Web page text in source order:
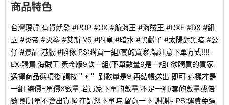
商品特色
台灣現貨 有貨就發 #POP #GK #航海王 #海賊王 #DXF #DX #組
立 #炎帝 #火拳 #艾斯 VS #四皇 #暗水 #黑鬍子 #太陽對黑暗 #公
仔 #景品 港版 #雕像 PS:購買一組/套的買家,請注意下單方式!!!!
EX:購買 海賊王 黃金版9款一組(下單數量9是一組) 欲購買的買家
選擇商品選項後 請按＂+＂ 到數量是9 再結帳送出 即可 這樣才是
一組 總價=單價X數量 若買家下單的數量 不足一組/套的數量或倍
數 則訂單不會出貨喔 在請您下單時 留意一下 謝謝~ PS:運費免運